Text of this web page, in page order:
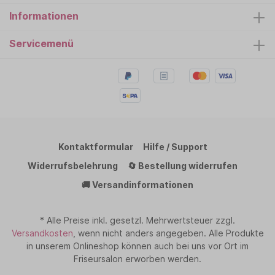
Informationen
Servicemenü
Kontaktformular
Hilfe / Support
Widerrufsbelehrung
🔄 Bestellung widerrufen
🚚 Versandinformationen
* Alle Preise inkl. gesetzl. Mehrwertsteuer zzgl.
Versandkosten , wenn nicht anders angegeben. Alle Produkte
in unserem Onlineshop können auch bei uns vor Ort im
Friseursalon erworben werden.